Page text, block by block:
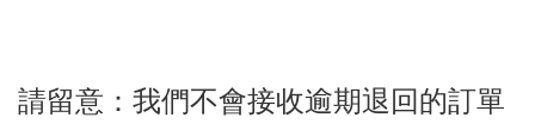
請留意：我們不會接收逾期退回的訂單